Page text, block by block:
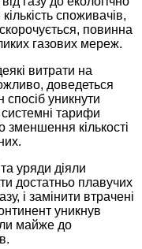
споживачів,
повинна
газових мереж.
витрати на
доведеться
спосіб уникнути
тарифи
зменшення кількості
уряди діяли
достатньо плавучих
і замінити втрачені
уникнув
майже до